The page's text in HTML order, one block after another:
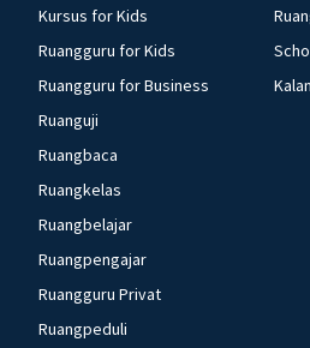
Kursus for Kids
Ruangguru for Kids
Ruangguru for Business
Ruanguji
Ruangbaca
Ruangkelas
Ruangbelajar
Ruangpengajar
Ruangguru Privat
Ruangpeduli